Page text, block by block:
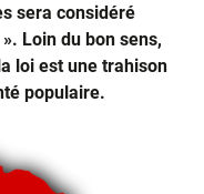
sera considéré
Loin du bon sens,
loi est une trahison
populaire.